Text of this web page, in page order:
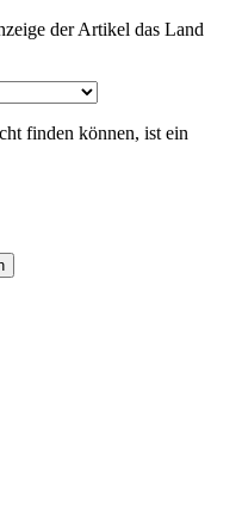
der Artikel das Land
finden können, ist ein